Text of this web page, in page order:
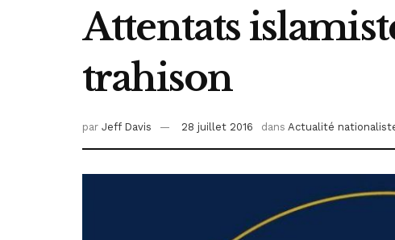
Attentats
trahison
par Jeff Davis 28 juillet 2016 dans Actualité